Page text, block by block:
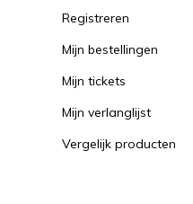
Registreren
Mijn bestellingen
Mijn tickets
Mijn verlanglijst
Vergelijk producten